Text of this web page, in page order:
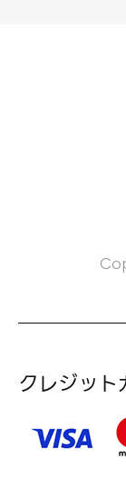
クレジッ